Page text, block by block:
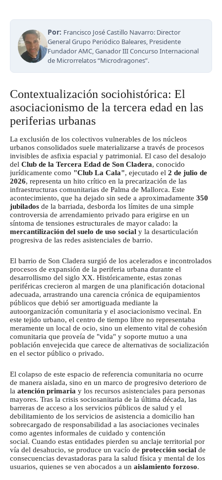
Por: Francisco José Castillo Navarro: Director
General Grupo Periódico Baleares, Presidente
Fundador AMC, Ganador III Concurso Internacional
de Microrrelatos “Microdragones”.
Contextualización sociohistórica: El
asociacionismo de la tercera edad en las
periferias urbanas
La exclusión de los colectivos vulnerables de los núcleos
urbanos consolidados suele materializarse a través de procesos
invisibles de asfixia espacial y patrimonial. El caso del desalojo
del Club de la Tercera Edad de Son Cladera, conocido
jurídicamente como "Club La Cala", ejecutado el 2 de julio de
2026, representa un hito crítico en la precarización de las
infraestructuras comunitarias de Palma de Mallorca. Este
acontecimiento, que ha dejado sin sede a aproximadamente 350
jubilados de la barriada, desborda los límites de una simple
controversia de arrendamiento privado para erigirse en un
síntoma de tensiones estructurales de mayor calado: la
mercantilización del suelo de uso social y la desarticulación
progresiva de las redes asistenciales de barrio.
El barrio de Son Cladera surgió de los acelerados e incontrolados
procesos de expansión de la periferia urbana durante el
desarrollismo del siglo XX. Históricamente, estas zonas
periféricas crecieron al margen de una planificación dotacional
adecuada, arrastrando una carencia crónica de equipamientos
públicos que debió ser amortiguada mediante la
autoorganización comunitaria y el asociacionismo vecinal. En
este tejido urbano, el centro de tiempo libre no representaba
meramente un local de ocio, sino un elemento vital de cohesión
comunitaria que proveía de "vida" y soporte mutuo a una
población envejecida que carece de alternativas de socialización
en el sector público o privado.
El colapso de este espacio de referencia comunitaria no ocurre
de manera aislada, sino en un marco de progresivo deterioro de
la atención primaria y los recursos asistenciales para personas
mayores. Tras la crisis sociosanitaria de la última década, las
barreras de acceso a los servicios públicos de salud y el
debilitamiento de los servicios de asistencia a domicilio han
sobrecargado de responsabilidad a las asociaciones vecinales
como agentes informales de cuidado y contención
social. Cuando estas entidades pierden su anclaje territorial por
vía del desahucio, se produce un vacío de protección social de
consecuencias devastadoras para la salud física y mental de los
usuarios, quienes se ven abocados a un aislamiento forzoso.